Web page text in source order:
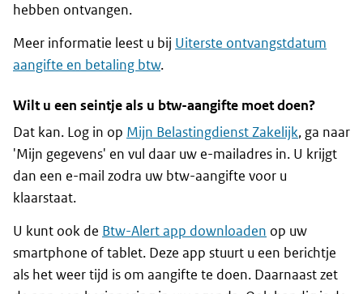
hebben ontvangen.
Meer informatie leest u bij Uiterste ontvangstdatum
aangifte en betaling btw.
Wilt u een seintje als u btw-aangifte moet doen?
Dat kan. Log in op Mijn Belastingdienst Zakelijk, ga naar
'Mijn gegevens' en vul daar uw e-mailadres in. U krijgt
dan een e-mail zodra uw btw-aangifte voor u
klaarstaat.
U kunt ook de Btw-Alert app downloaden op uw
smartphone of tablet. Deze app stuurt u een berichtje
als het weer tijd is om aangifte te doen. Daarnaast zet